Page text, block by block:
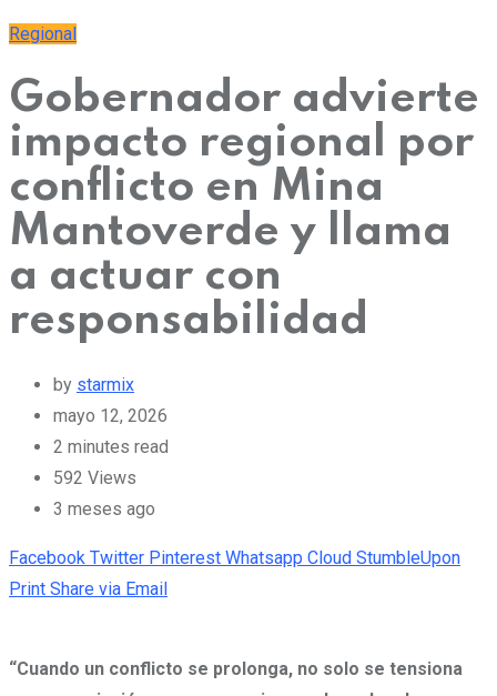
Regional
Gobernador advierte
impacto regional por
conflicto en Mina
Mantoverde y llama
a actuar con
responsabilidad
by starmix
mayo 12, 2026
2 minutes read
592 Views
3 meses ago
Facebook Twitter Pinterest Whatsapp Cloud StumbleUpon
Print Share via Email
“Cuando un conflicto se prolonga, no solo se tensiona